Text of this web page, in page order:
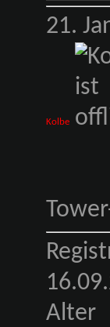
21.
Kolbe
Alter